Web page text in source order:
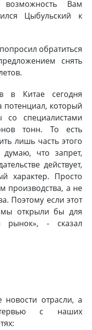
Вам
Цыбульский к
обратиться
снять
в Китае сегодня
потенциал, который
специалистами
тонн. То есть
лишь часть этого
что запрет,
действует,
характер. Просто
производства, а не
Поэтому если этот
открыли бы для
рынок», - сказал
отрасли, а
с наших